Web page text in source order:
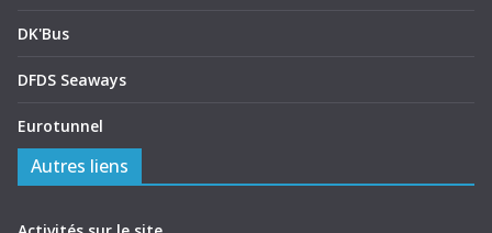
DK'Bus
DFDS Seaways
Eurotunnel
Autres liens